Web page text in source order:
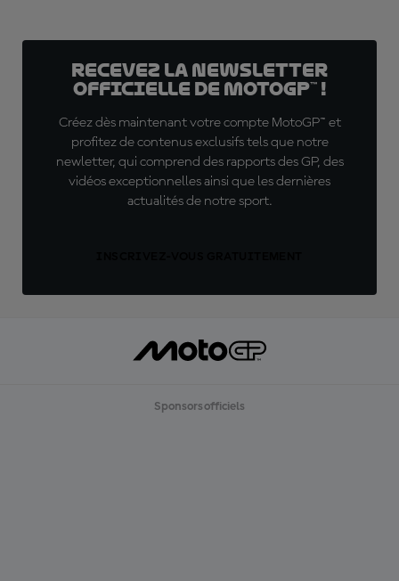
Recevez la Newsletter
officielle de MotoGP™ !
Créez dès maintenant votre compte MotoGP™ et
profitez de contenus exclusifs tels que notre
newletter, qui comprend des rapports des GP, des
vidéos exceptionnelles ainsi que les dernières
actualités de notre sport.
Sponsors officiels